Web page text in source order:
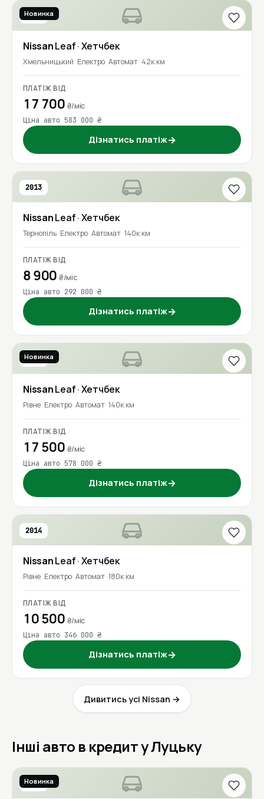
2020
Новинка
NissanLeaf· Хетчбек
Хмельницький Електро Автомат 42к км
ПЛАТІЖ ВІД
17 700 ₴/міс
Ціна авто 583 000 ₴
Дізнатись платіж→
2013
NissanLeaf· Хетчбек
Тернопіль Електро Автомат 140к км
ПЛАТІЖ ВІД
8 900₴/міс
Ціна авто 292 000 ₴
Дізнатись платіж→
2018
Новинка
NissanLeaf· Хетчбек
Рівне Електро Автомат 140к км
ПЛАТІЖ ВІД
17 500 ₴/міс
Ціна авто 578 000 ₴
Дізнатись платіж→
2014
NissanLeaf· Хетчбек
Рівне Електро Автомат 180к км
ПЛАТІЖ ВІД
10 500 ₴/міс
Ціна авто 346 000 ₴
Дізнатись платіж→
Дивитись усі Nissan →
Інші авто в кредит у Луцьку
2016
Новинка